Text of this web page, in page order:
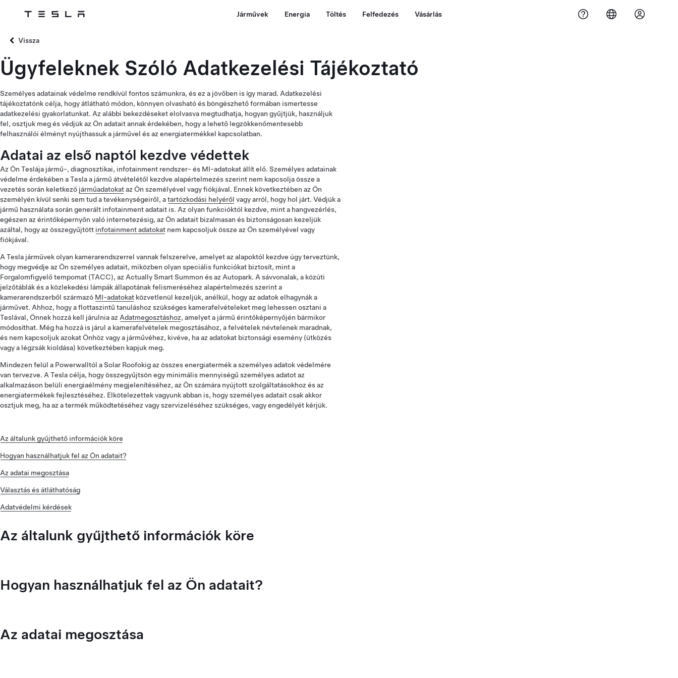
Tesla Járművek Energia Töltés Felfedezés Vásárlás
Vissza
Ügyfeleknek Szóló Adatkezelési Tájékoztató
Személyes adatainak védelme rendkívül fontos számunkra, és ez a jövőben is így marad. Adatkezelési
tájékoztatónk célja, hogy átlátható módon, könnyen olvasható és böngészhető formában ismertesse
adatkezelési gyakorlatunkat. Az alábbi bekezdéseket elolvasva megtudhatja, hogyan gyűjtjük, használjuk
fel, osztjuk meg és védjük az Ön adatait annak érdekében, hogy a lehető legzökkenőmentesebb
felhasználói élményt nyújthassuk a járművel és az energiatermékkel kapcsolatban.
Adatai az első naptól kezdve védettek
Az Ön Teslája jármű-, diagnosztikai, infotainment rendszer- és MI-adatokat állít elő. Személyes adatainak
védelme érdekében a Tesla a jármű átvételétől kezdve alapértelmezés szerint nem kapcsolja össze a
vezetés során keletkező járműadatokataz Ön személyével vagy fiókjával. Ennek következtében az Ön
személyén kívül senki sem tud a tevékenységeiről, atartózkodási helyéről vagy arról, hogy hol járt. Védjük a
jármű használata során generált infotainment adatait is. Az olyan funkcióktól kezdve, mint a hangvezérlés,
egészen az érintőképernyőn való internetezésig, az Ön adatait bizalmasan és biztonságosan kezeljük
azáltal, hogy az összegyűjtött infotainment adatokat nem kapcsoljuk össze az Ön személyével vagy
fiókjával.
A Tesla járművek olyan kamerarendszerrel vannak felszerelve, amelyet az alapoktól kezdve úgy terveztünk,
hogy megvédje az Ön személyes adatait, miközben olyan speciális funkciókat biztosít, mint a
Forgalomfigyelő tempomat (TACC), az Actually Smart Summon és az Autopark. A sávvonalak, a közúti
jelzőtáblák és a közlekedési lámpák állapotának felismeréséhez alapértelmezés szerint a
kamerarendszerből származó MI-adatokat közvetlenül kezeljük, anélkül, hogy az adatok elhagynák a
járművet. Ahhoz, hogy a flottaszintű tanuláshoz szükséges kamerafelvételeket meg lehessen osztani a
Teslával, Önnek hozzá kell járulnia az Adatmegosztáshoz, amelyet a jármű érintőképernyőjén bármikor
módosíthat. Még ha hozzá is járul a kamerafelvételek megosztásához, a felvételek névtelenek maradnak,
és nem kapcsoljuk azokat Önhöz vagy a járművéhez, kivéve, ha az adatokat biztonsági esemény (ütközés
vagy a légzsák kioldása) következtében kapjuk meg.
Mindezen felül a Powerwalltól a Solar Roofokig az összes energiatermék a személyes adatok védelmére
van tervezve. A Tesla célja, hogy összegyűjtsön egy minimális mennyiségű személyes adatot az
alkalmazáson belüli energiaélmény megjelenítéséhez, az Ön számára nyújtott szolgáltatásokhoz és az
energiatermékek fejlesztéséhez. Elkötelezettek vagyunk abban is, hogy személyes adatait csak akkor
osztjuk meg, ha az a termék működtetéséhez vagy szervizeléséhez szükséges, vagy engedélyét kérjük.
Az általunk gyűjthető információk köre
Hogyan használhatjuk fel az Ön adatait?
Az adatai megosztása
Választás és átláthatóság
Adatvédelmi kérdések
Az általunk gyűjthető információk köre
Hogyan használhatjuk fel az Ön adatait?
Az adatai megosztása